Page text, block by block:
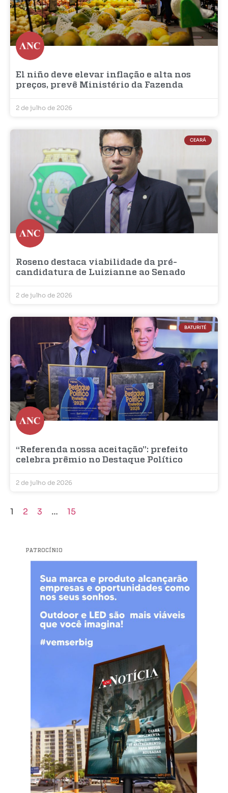
El niño deve elevar inflação e alta nos
preços, prevê Ministério da Fazenda
2 de julho de 2026
CEARÁ
Roseno destaca viabilidade da pré-
candidatura de Luizianne ao Senado
2 de julho de 2026
BATURITÉ
“Referenda nossa aceitação”: prefeito
celebra prêmio no Destaque Político
2 de julho de 2026
1 2 3 … 15
PATROCÍNIO